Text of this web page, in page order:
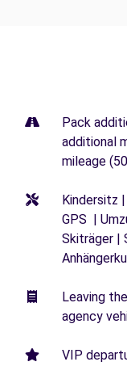
Pack
additional
mileage
Kindersitz
GPS |
Skiträger |
Leaving
agency
VIP